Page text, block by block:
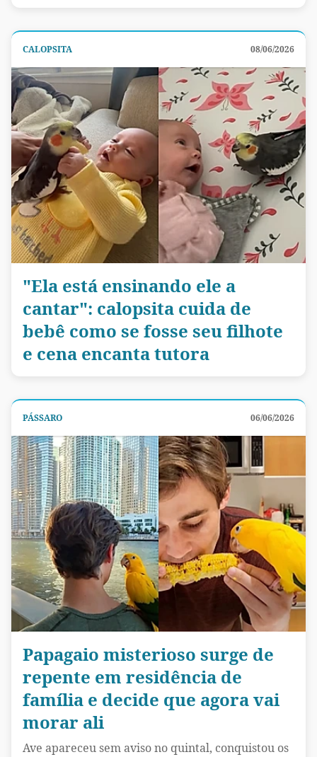
CALOPSITA 08/06/2026
"Ela está ensinando ele a
cantar": calopsita cuida de
bebê como se fosse seu filhote
e cena encanta tutora
PÁSSARO 06/06/2026
Papagaio misterioso surge de
repente em residência de
família e decide que agora vai
morar ali
Ave apareceu sem aviso no quintal, conquistou os